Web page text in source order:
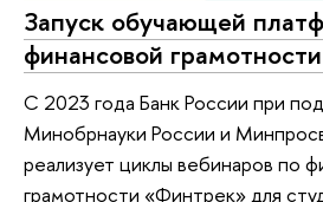
Запуск обучающей
финансовой
С 2023 года Банк России при
Минобрнауки России и
реализует циклы вебинаров по
грамотности «Финтрек» для